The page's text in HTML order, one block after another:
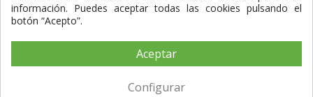
Compra Segura
información. Puedes aceptar todas las cookies pulsando el
botón “Acepto”.
Aceptar
Configurar